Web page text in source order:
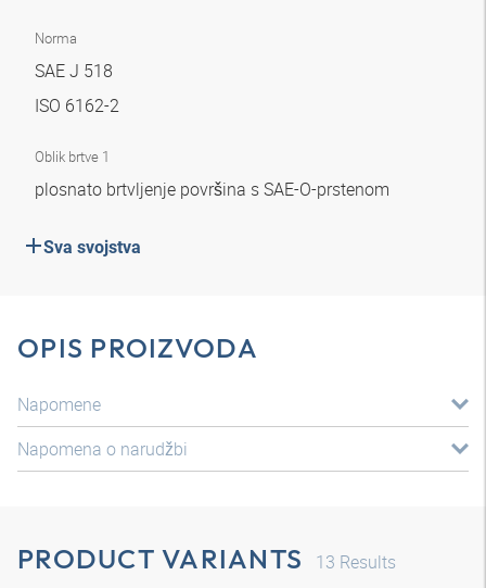
Norma
SAE J 518
ISO 6162-2
Oblik brtve 1
plosnato brtvljenje površina s SAE-O-prstenom
Sva svojstva
OPIS PROIZVODA
Napomene
Napomena o narudžbi
PRODUCT VARIANTS 13 Results